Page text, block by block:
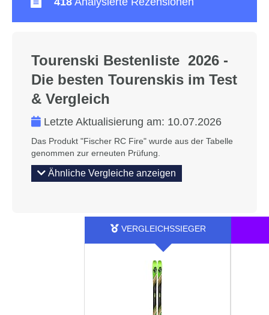
Tourenski Bestenliste 2026 -
Die besten Tourenskis im Test
& Vergleich
Letzte Aktualisierung am: 10.07.2026
Das Produkt "Fischer RC Fire" wurde aus der Tabelle
genommen zur erneuten Prüfung.
Ähnliche Vergleiche anzeigen